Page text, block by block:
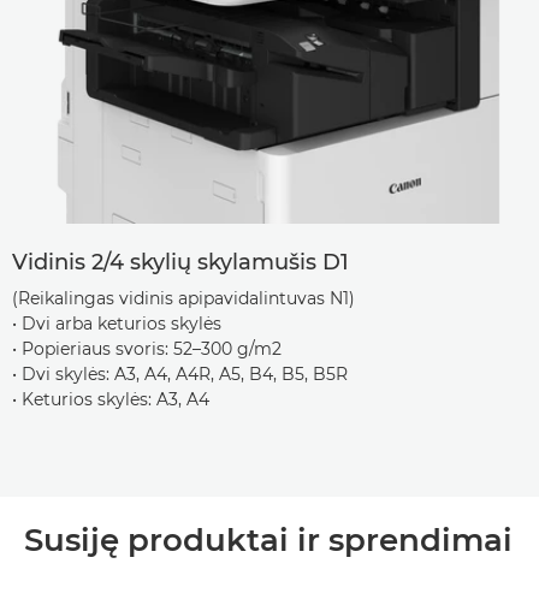
Vidinis 2/4 skylių skylamušis D1
(Reikalingas vidinis apipavidalintuvas N1)
• Dvi arba keturios skylės
• Popieriaus svoris: 52–300 g/m2
• Dvi skylės: A3, A4, A4R, A5, B4, B5, B5R
• Keturios skylės: A3, A4
Susiję produktai ir sprendimai